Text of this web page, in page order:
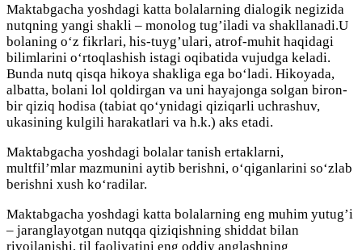
Maktabgacha yoshdagi katta bolalarning dialogik negizida
nutqning yangi shakli – monolog tug’iladi va shakllanadi.U
bolaning o‘z fikrlari, his-tuyg’ulari, atrof-muhit haqidagi
bilimlarini o‘rtoqlashish istagi oqibatida vujudga keladi.
Bunda nutq qisqa hikoya shakliga ega bo‘ladi. Hikoyada,
albatta, bolani lol qoldirgan va uni hayajonga solgan biron-
bir qiziq hodisa (tabiat qo‘ynidagi qiziqarli uchrashuv,
ukasining kulgili harakatlari va h.k.) aks etadi.
Maktabgacha yoshdagi bolalar tanish ertaklarni,
multfil’mlar mazmunini aytib berishni, o‘qiganlarini so‘zlab
berishni xush ko‘radilar.
Maktabgacha yoshdagi katta bolalarning eng muhim yutug’i
– jaranglayotgan nutqqa qiziqishning shiddat bilan
rivojlanishi, til faoliyatini eng oddiy anglashning